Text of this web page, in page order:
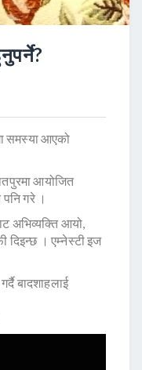
समस्या आएको
आयोजित
गरे ।
अभिव्यक्ति आयो,
दिइन्छ । एम्नेस्टी इज
बादशाहलाई